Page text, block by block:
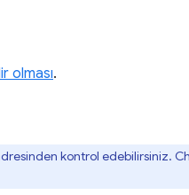
olması.
kontrol edebilirsiniz.